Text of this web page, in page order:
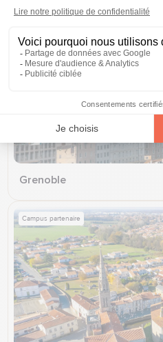
Grenoble
Campus partenaire